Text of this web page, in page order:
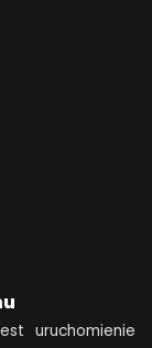
uruchomienie